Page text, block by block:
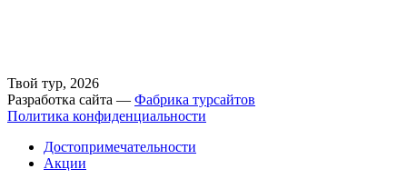
Твой тур, 2026
Разработка сайта — Фабрика турсайтов
Политика конфиденциальности
Достопримечательности
Акции